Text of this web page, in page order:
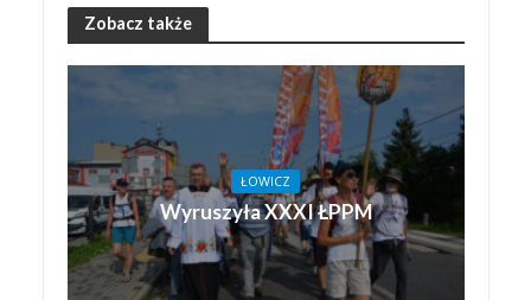
Zobacz także
ŁOWICZ
Wyruszyła XXXI ŁPPM